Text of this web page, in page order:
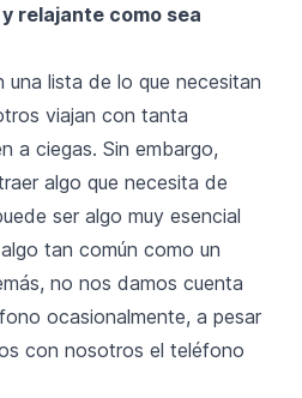
relajante como sea
una lista de lo que necesitan
viajan con tanta
a ciegas. Sin embargo,
algo que necesita de
ser algo muy esencial
tan común como un
no nos damos cuenta
ocasionalmente, a pesar
con nosotros el teléfono